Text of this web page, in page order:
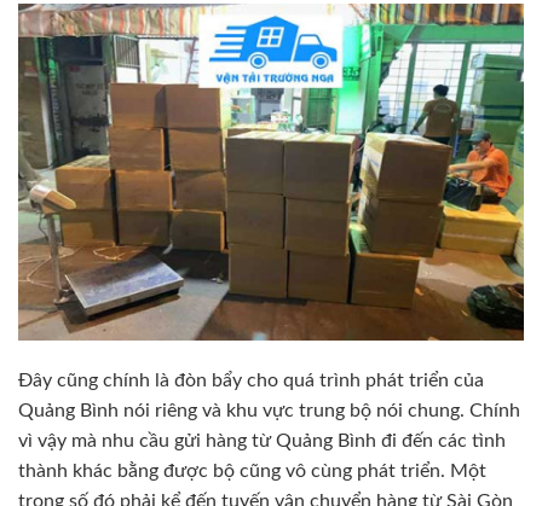
Đây cũng chính là đòn bẩy cho quá trình phát triển của
Quảng Bình nói riêng và khu vực trung bộ nói chung. Chính
vì vậy mà nhu cầu gửi hàng từ Quảng Bình đi đến các tình
thành khác bằng được bộ cũng vô cùng phát triển. Một
trong số đó phải kể đến tuyến vận chuyển hàng từ Sài Gòn